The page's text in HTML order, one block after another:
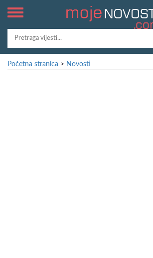
Početna stranica > Novosti